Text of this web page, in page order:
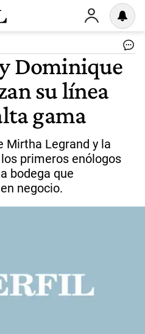
Dominique
su línea
gama
Mirtha Legrand y la
primeros enólogos
bodega que
negocio.